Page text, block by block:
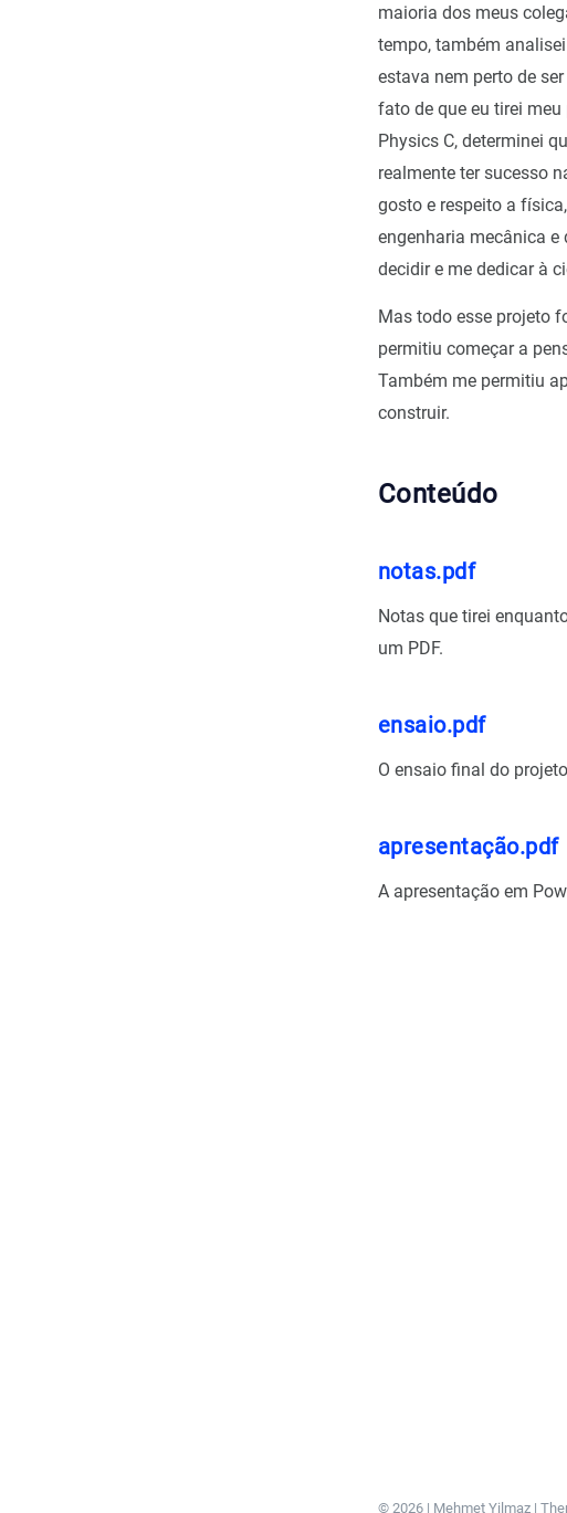
maioria dos meus
tempo, também
estava nem perto de
fato de que eu tirei
Physics C, determinei
realmente ter sucesso
gosto e respeito a
engenharia mecânica
decidir e me dedicar à
Mas todo esse projeto
permitiu começar a
Também me permitiu
construir.
Conteúdo
notas.pdf
Notas que tirei
um PDF.
ensaio.pdf
O ensaio final do
apresentação.pdf
A apresentação em
© 2026 | Mehmet Yilmaz |